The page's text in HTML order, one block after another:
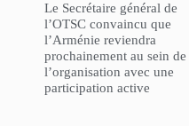
Le Secrétaire général de
l’OTSC convaincu que
l’Arménie reviendra
prochainement au sein de
l’organisation avec une
participation active